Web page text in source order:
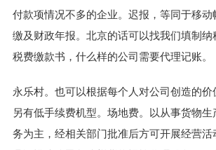
付款项情况不多的企业。迟报，等同于移
缴及财政年报。北京的话可以找我们填制
税费缴款书，什么样的公司需要代理记账。
永乐村。也可以根据每个人对公司创造的
另有低手续费机型。场地费。以从事货物
务为主，经相关部门批准后方可开展经营活